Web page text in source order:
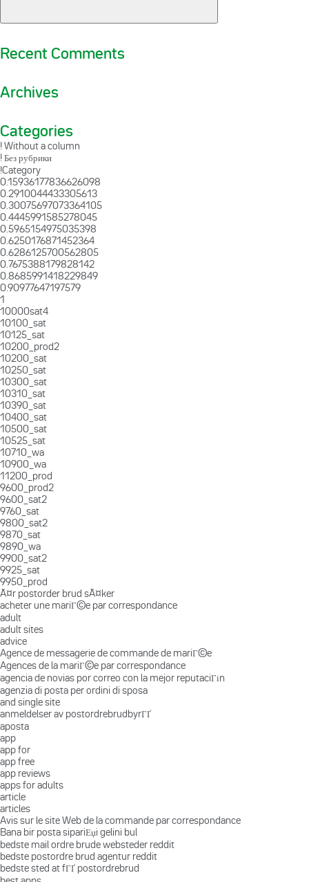
Recent Comments
Archives
Categories
! Without a column
! Без рубрики
!Category
0.15936177836626098
0.2910044433305613
0.30075697073364105
0.4445991585278045
0.5965154975035398
0.6250176871452364
0.6286125700562805
0.7675388179828142
0.8685991418229849
0.90977647197579
1
10000sat4
10100_sat
10125_sat
10200_prod2
10200_sat
10250_sat
10300_sat
10310_sat
10390_sat
10400_sat
10500_sat
10525_sat
10710_wa
10900_wa
11200_prod
9600_prod2
9600_sat2
9760_sat
9800_sat2
9870_sat
9890_wa
9900_sat2
9925_sat
9950_prod
Ã¤r postorder brud sÃ¤ker
acheter une mariГ©e par correspondance
adult
adult sites
advice
Agence de messagerie de commande de mariГ©e
Agences de la mariГ©e par correspondance
agencia de novias por correo con la mejor reputaciГіn
agenzia di posta per ordini di sposa
and single site
anmeldelser av postordrebrudbyrГҐ
aposta
app
app for
app free
app reviews
apps for adults
article
articles
Avis sur le site Web de la commande par correspondance
Bana bir posta sipariЕџi gelini bul
bedste mail ordre brude websteder reddit
bedste postordre brud agentur reddit
bedste sted at fГҐ postordrebrud